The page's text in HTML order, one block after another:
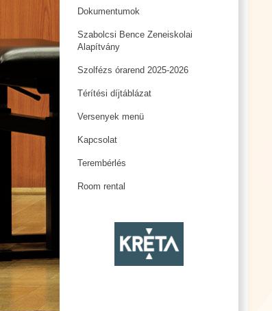
Dokumentumok
Szabolcsi Bence Zeneiskolai
Alapítvány
Szolfézs órarend 2025-2026
Térítési díjtáblázat
Versenyek menü
Kapcsolat
Terembérlés
Room rental